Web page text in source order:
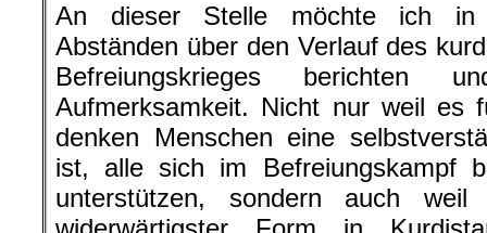
An dieser Stelle möchte ich in
Abständen über den Verlauf des
Befreiungskrieges
Aufmerksamkeit. Nicht nur weil es
denken Menschen eine
ist, alle sich im Befreiungskampf
unterstützen, sondern auch